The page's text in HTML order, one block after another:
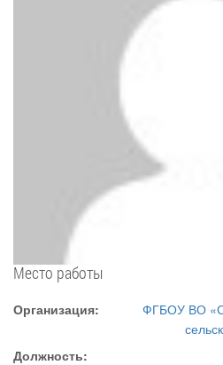
Место работы
Организация:
ФГБОУ ВО
Должность: